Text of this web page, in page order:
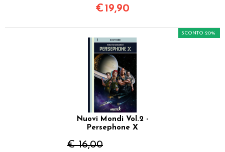
€ 19,90
Nuovi Mondi Vol.2 -
Persephone X
€ 16,00
SCONTO 20%